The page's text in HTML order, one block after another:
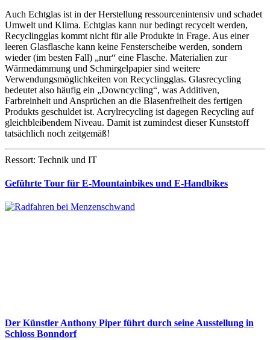
Auch Echtglas ist in der Herstellung ressourcenintensiv und schadet
Umwelt und Klima. Echtglas kann nur bedingt recycelt werden,
Recyclingglas kommt nicht für alle Produkte in Frage. Aus einer
leeren Glasflasche kann keine Fensterscheibe werden, sondern
wieder (im besten Fall) „nur“ eine Flasche. Materialien zur
Wärmedämmung und Schmirgelpapier sind weitere
Verwendungsmöglichkeiten von Recyclingglas. Glasrecycling
bedeutet also häufig ein „Downcycling“, was Additiven,
Farbreinheit und Ansprüchen an die Blasenfreiheit des fertigen
Produkts geschuldet ist. Acrylrecycling ist dagegen Recycling auf
gleichbleibendem Niveau. Damit ist zumindest dieser Kunststoff
tatsächlich noch zeitgemäß!
Ressort: Technik und IT
Geführte Tour für E-Mountainbikes und E-Handbikes
Der Künstler Anthony Piper führt durch seine Ausstellung in
Schloss Bonndorf